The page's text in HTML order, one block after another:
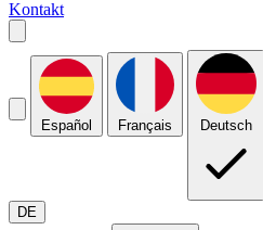
Kontakt
Español Français Deutsch
DE